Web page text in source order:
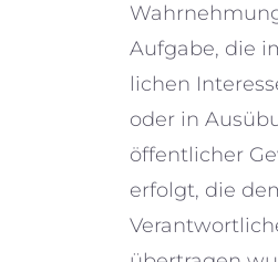
Aufgabe, die
li­chen
oder in
öffent­li­cher
erfolgt, die